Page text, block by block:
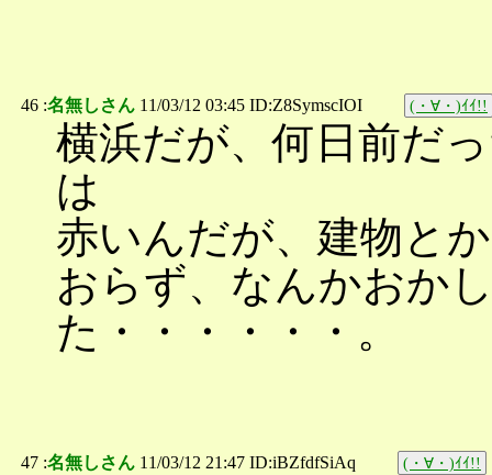
46 :名無しさん 11/03/12 03:45 ID:Z8SymscIOI (・∀・)ｲｲ!!
横浜だが、何日前だ
は
赤いんだが、建物と
おらず、なんかおか
た・・・・・・。
47 :名無しさん 11/03/12 21:47 ID:iBZfdfSiAq (・∀・)ｲｲ!!